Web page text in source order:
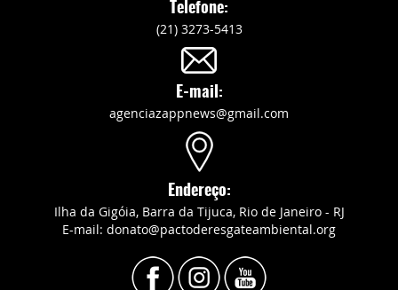
Telefone:
(21) 3273-5413
E-mail:
agenciazappnews@gmail.com
Endereço:
Ilha da Gigóia, Barra da Tijuca, Rio de Janeiro - RJ
E-mail: donato@pactoderesgateambiental.org